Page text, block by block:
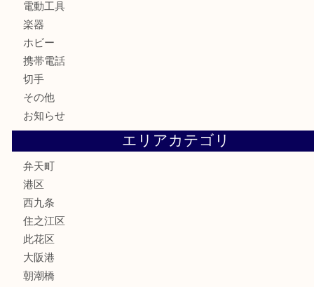
商品券
全て
貴金属
宝石
ブランド